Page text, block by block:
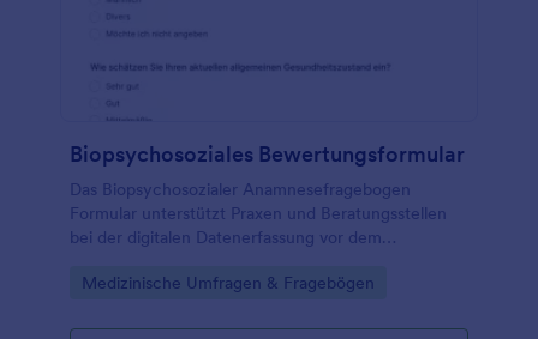
Biopsychosoziales Bewertungsformular
Das Biopsychosozialer Anamnesefragebogen
Formular unterstützt Praxen und Beratungsstellen
bei der digitalen Datenerfassung vor dem
Ressourcen frühzeitig sichtbar werden.
Go to Category:
Medizinische Umfragen & Fragebögen